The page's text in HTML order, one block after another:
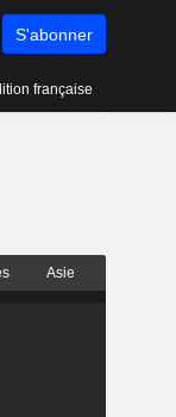
S'abonner
française
Asie